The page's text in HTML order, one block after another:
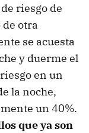
riesgo de
otra
se acuesta
y duerme el
en un
la noche,
un 40%.
que ya son